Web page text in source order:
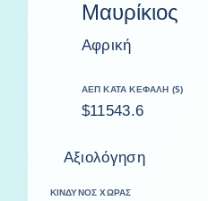
Μαυρίκιος
Αφρική
ΑΕΠ ΚΑΤΆ ΚΕΦΑΛΉ ($)
$11543.6
Αξιολόγηση
ΚΊΝΔΥΝΟΣ ΧΏΡΑΣ